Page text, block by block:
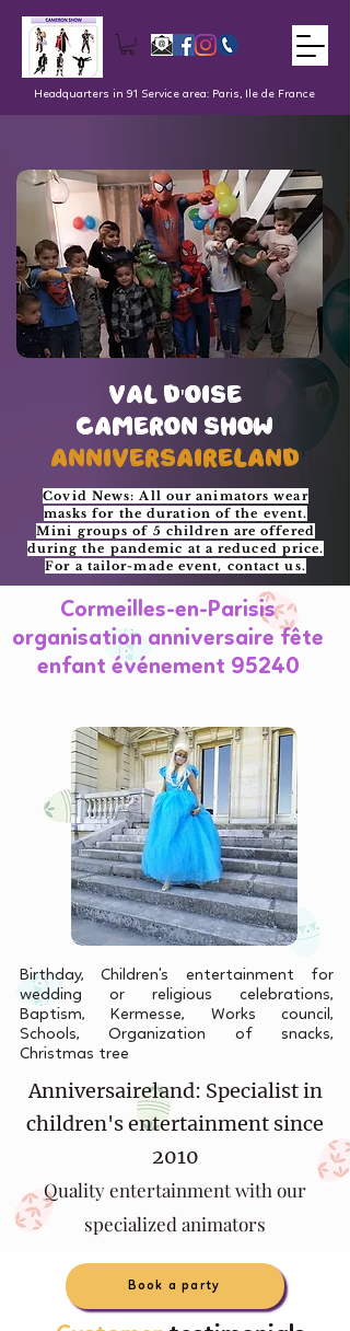
Headquarters in 91 Service area: Paris, Ile de France
val d'oise
Cameron Show
AnniversaireLand
val d'oise
Cameron Show
AnniversaireLand
Covid News: All our animators wear
masks for the duration of the event.
Mini groups of 5 children are offered
during the pandemic at a reduced price.
For a tailor-made event, contact us.
Cormeilles-en-Parisis
organisation anniversaire fête
enfant événement 95240
Birthday, Children's entertainment for
wedding or religious celebrations,
Baptism, Kermesse, Works council,
Schools, Organization of snacks,
Christmas tree
Anniversaireland: Specialist in
children's entertainment since
2010
Quality entertainment with our
specialized animators
Book a party